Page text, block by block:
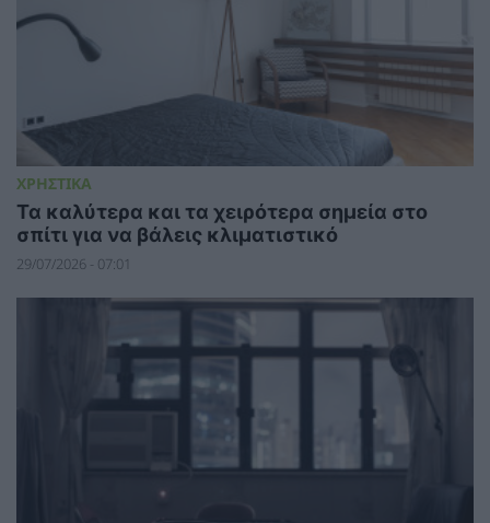
ΧΡΗΣΤΙΚΑ
Τα καλύτερα και τα χειρότερα σημεία στο
σπίτι για να βάλεις κλιματιστικό
29/07/2026 - 07:01